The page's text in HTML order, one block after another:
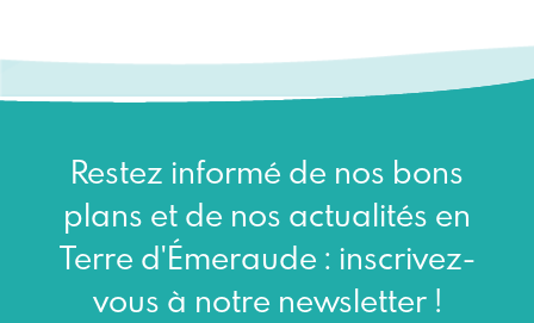
Restez informé de nos bons
plans et de nos actualités en
Terre d'Émeraude : inscrivez-
vous à notre newsletter !